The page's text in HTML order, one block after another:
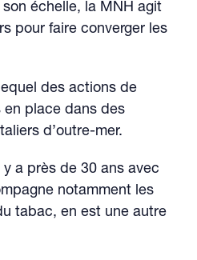
échelle, la MNH agit
pour faire converger les
des actions de
place dans des
d’outre-mer.
a près de 30 ans avec
notamment les
tabac, en est une autre